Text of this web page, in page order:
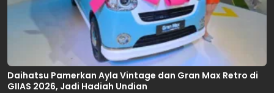
Daihatsu Pamerkan Ayla Vintage dan Gran Max Retro di
GIIAS 2026, Jadi Hadiah Undian